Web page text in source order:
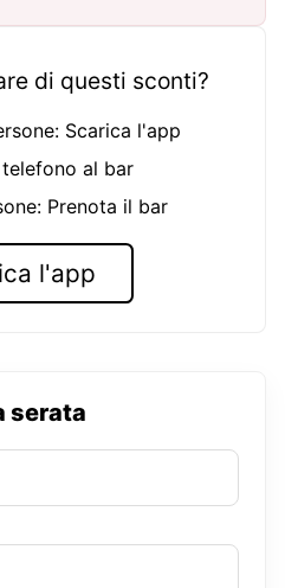
di questi sconti?
Scarica l'app
al bar
Prenota il bar
l'app
serata